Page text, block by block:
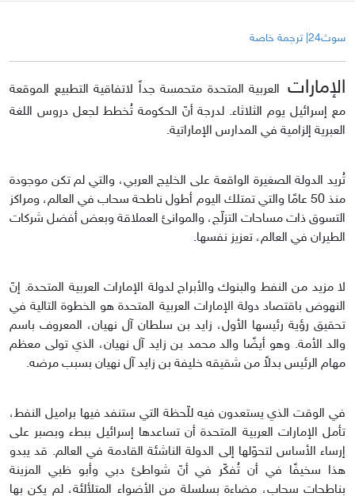
سوث24| ترجمة خاصة
الإمارات العربية المتحدة متحمسة جداً لاتفاقية التطبيع الموقعة
مع إسرائيل يوم الثلاثاء. لدرجة أنّ الحكومة تُخطط لجعل دروس اللغة
العبرية إلزامية في المدارس الإماراتية.
تُريد الدولة الصغيرة الواقعة على الخليج العربي، والتي لم تكن موجودة
منذ 50 عامًا والتي تمتلك اليوم أطول ناطحة سحاب في العالم، ومراكز
التسوق ذات مساحات التزلّج، والموانئ العملاقة وبعض أفضل شركات
الطيران في العالم، تعزيز نفسها.
لا مزيد من النفط والبنوك والأبراج لدولة الإمارات العربية المتحدة. إنّ
النهوض باقتصاد دولة الإمارات العربية المتحدة هو الخطوة التالية في
تحقيق رؤية رئيسها الأول، زايد بن سلطان آل نهيان، المعروف باسم
والد الأمة. وهو أيضًا والد محمد بن زايد آل نهيان، الذي تولى معظم
مهام الرئيس بدلاً من شقيقه خليفة بن زايد آل نهيان بسبب مرضه.
في الوقت الذي يستعدون فيه للّحظة التي ستنفد فيها براميل النفط،
تأمل الإمارات العربية المتحدة أن تساعدها إسرائيل ببطء وبصبر على
إرساء الأساس لتحوّلها إلى الدولة الناشئة القادمة في العالم. قد يبدو
هذا سخيفًا في أن تُفكّر في أنّ شواطئ دبي وأبو ظبي المزينة
بناطحات سحاب، مضاءة بسلسلة من الأضواء المتلألئة، لم يكن بها